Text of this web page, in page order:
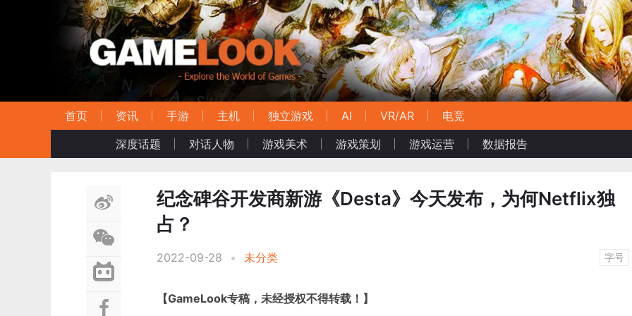
首页 资讯 手游 主机 独立游戏 AI VR/AR
电竞
深度话题
对话人物 游戏美术 游戏策划 游戏运营 数据报告
纪念碑谷开发商新游《Desta》今天发布，为何Netflix独
占？
2022-09-28 • 未分类 字号
【GameLook专稿，未经授权不得转载！】